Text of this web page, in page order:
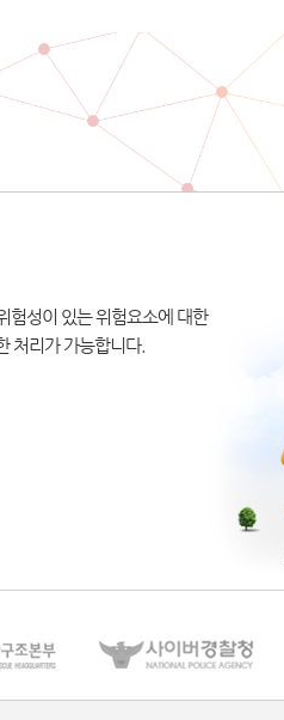
험성이 있는 위험요소에 대한